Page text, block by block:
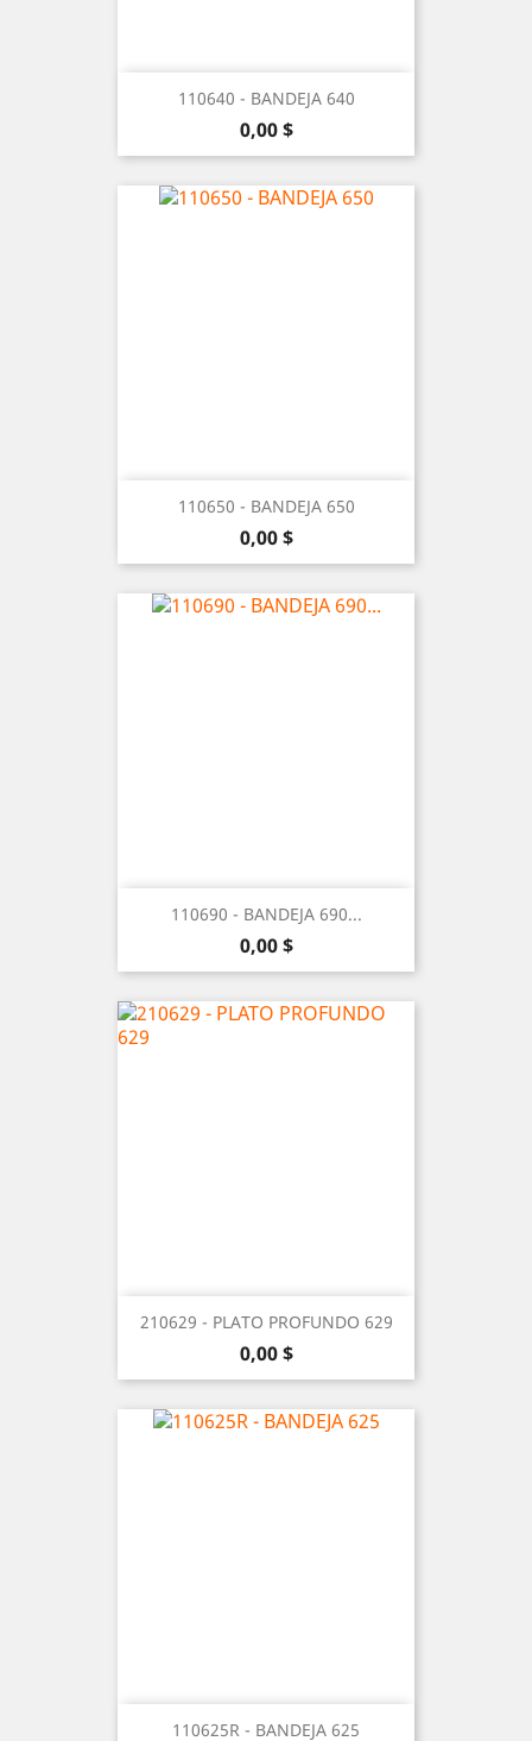
110640 - BANDEJA 640
Precio
0,00 $
110650 - BANDEJA 650
Precio
0,00 $
110690 - BANDEJA 690...
Precio
0,00 $
210629 - PLATO PROFUNDO 629
Precio
0,00 $
110625R - BANDEJA 625